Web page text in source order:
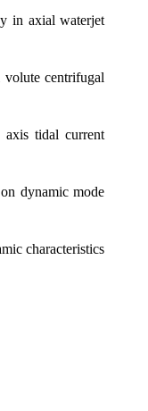
in axial waterjet
centrifugal
tidal current
dynamic mode
characteristics